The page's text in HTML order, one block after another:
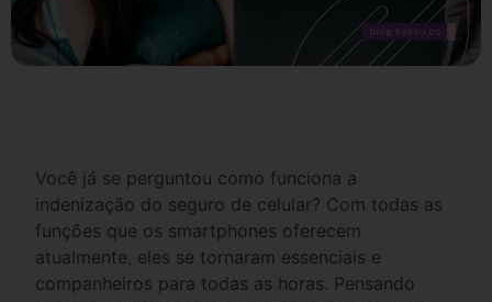
Você já se perguntou como funciona a
indenização do seguro de celular? Com todas as
funções que os smartphones oferecem
atualmente, eles se tornaram essenciais e
companheiros para todas as horas. Pensando